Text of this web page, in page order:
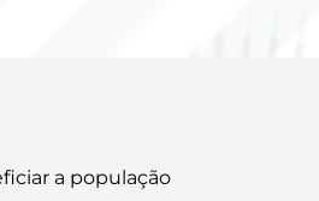
a população